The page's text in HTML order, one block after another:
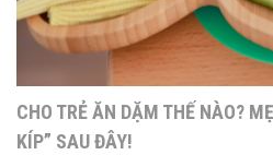
CHO TRẺ ĂN DẶM THẾ NÀO?
KÍP” SAU ĐÂY!